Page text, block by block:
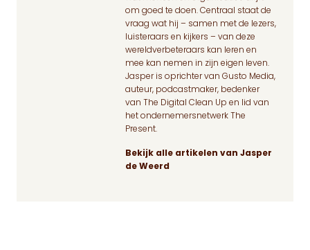
om goed te doen. Centraal staat de
vraag wat hij – samen met de lezers,
luisteraars en kijkers – van deze
wereldverbeteraars kan leren en
mee kan nemen in zijn eigen leven.
Jasper is oprichter van Gusto Media,
auteur, podcastmaker, bedenker
van The Digital Clean Up en lid van
het ondernemersnetwerk The
Present.
Bekijk alle artikelen van Jasper
de Weerd